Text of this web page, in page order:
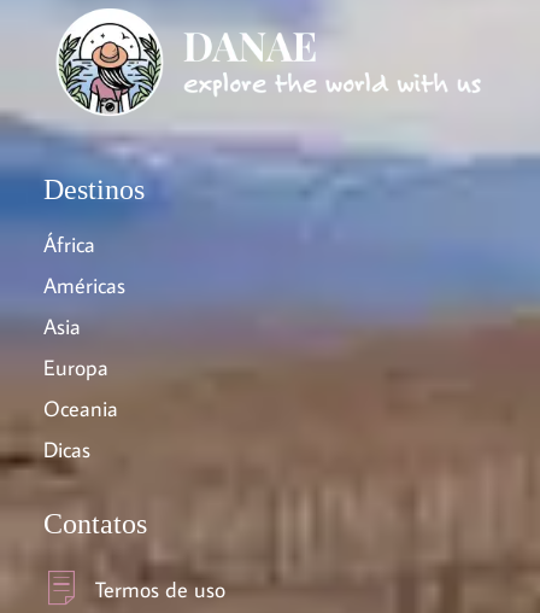
Destinos
África
Américas
Asia
Europa
Oceania
Dicas
Contatos
Termos de uso